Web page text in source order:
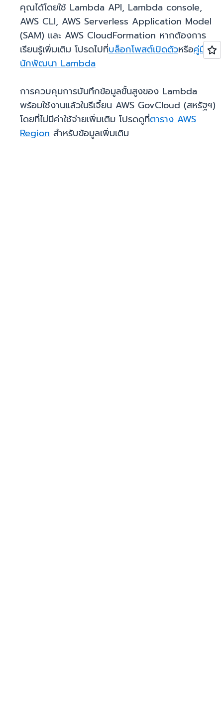
คุณได้โดยใช้ Lambda API, Lambda console,
AWS CLI, AWS Serverless Application Model
(SAM) และ AWS CloudFormation หากต้องการ
เรียนรู้เพิ่มเติม โปรดไปที่บล็อกโพสต์เปิดตัวหรือคู่มือ
นักพัฒนา Lambda
การควบคุมการบันทึกข้อมูลขั้นสูงของ Lambda
พร้อมใช้งานแล้วในรีเจี้ยน AWS GovCloud (สหรัฐฯ)
โดยที่ไม่มีค่าใช้จ่ายเพิ่มเติม โปรดดูที่ตาราง AWS
Region สำหรับข้อมูลเพิ่มเติม